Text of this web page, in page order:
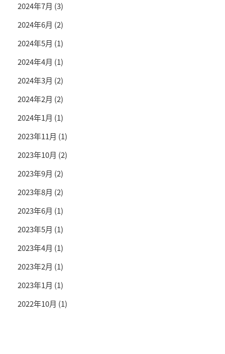
2024年7月 (3)
2024年6月 (2)
2024年5月 (1)
2024年4月 (1)
2024年3月 (2)
2024年2月 (2)
2024年1月 (1)
2023年11月 (1)
2023年10月 (2)
2023年9月 (2)
2023年8月 (2)
2023年6月 (1)
2023年5月 (1)
2023年4月 (1)
2023年2月 (1)
2023年1月 (1)
2022年10月 (1)